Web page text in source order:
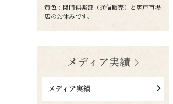
黄色：関門倶楽部（通信販売）と唐戸市場
店のお休みです。
メディア実績
メディア実績